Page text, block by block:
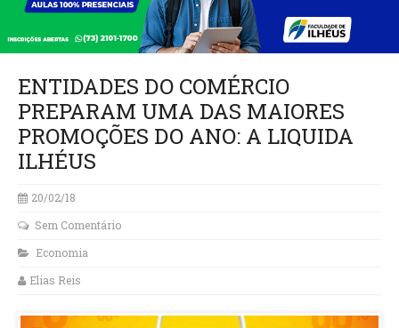
ENTIDADES DO COMÉRCIO
PREPARAM UMA DAS MAIORES
PROMOÇÕES DO ANO: A LIQUIDA
ILHÉUS
20/02/18
Sem Comentário
Economia
Elias Reis